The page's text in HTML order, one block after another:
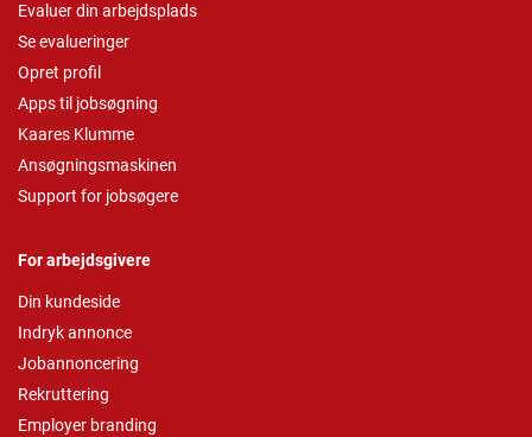
Evaluer din arbejdsplads
Se evalueringer
Opret profil
Apps til jobsøgning
Kaares Klumme
Ansøgningsmaskinen
Support for jobsøgere
For arbejdsgivere
Din kundeside
Indryk annonce
Jobannoncering
Rekruttering
Employer branding